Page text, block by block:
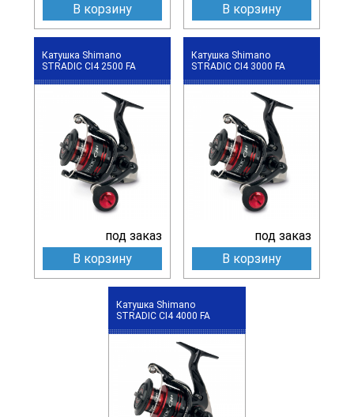
В корзину
В корзину
Катушка Shimano
STRADIC CI4 2500 FA
под заказ
В корзину
Катушка Shimano
STRADIC CI4 3000 FA
под заказ
В корзину
Катушка Shimano
STRADIC CI4 4000 FA